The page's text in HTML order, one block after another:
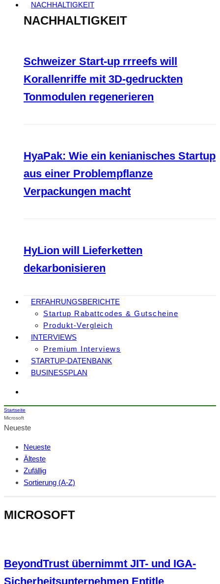
NACHHALTIGKEIT
NACHHALTIGKEIT
Schweizer Start-up rrreefs will
Korallenriffe mit 3D-gedruckten
Tonmodulen regenerieren
HyaPak: Wie ein kenianisches Startup
aus einer Problempflanze
Verpackungen macht
HyLion will Lieferketten
dekarbonisieren
ERFAHRUNGSBERICHTE
Startup Rabattcodes & Gutscheine
Produkt-Vergleich
INTERVIEWS
Premium Interviews
STARTUP-DATENBANK
BUSINESSPLAN
Startseite
Microsoft
Neueste
Neueste
Älteste
Zufällig
Sortierung (A-Z)
MICROSOFT
BeyondTrust übernimmt JIT- und IGA-
Sicherheitsunternehmen Entitle